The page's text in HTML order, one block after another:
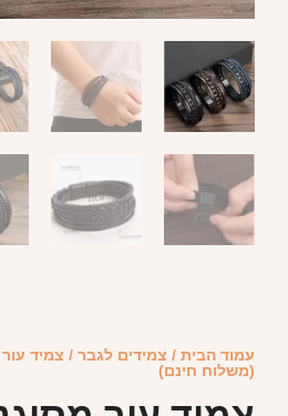
עמוד הבית / צמידים לגבר / צמיד
(משלוח חינם)